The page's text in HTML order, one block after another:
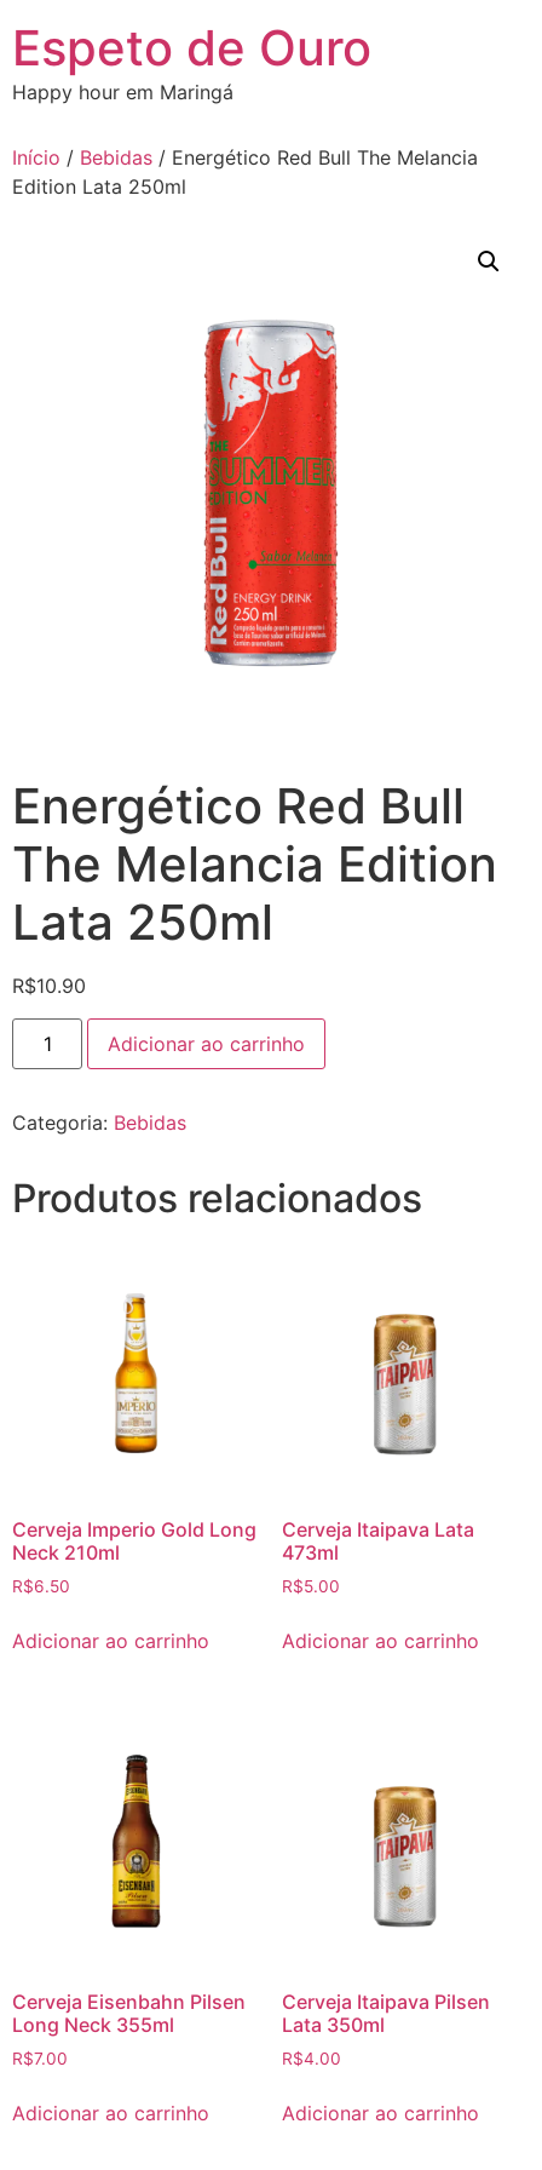
para
conteúdo
Espeto de Ouro
Happy hour em Maringá
Início / Bebidas / Energético Red Bull The Melancia
Edition Lata 250ml
Energético Red Bull
The Melancia Edition
Lata 250ml
R$10.90
Energético
Red
Bull
Edition
quantidade
Adicionar ao carrinho
Categoria: Bebidas
Produtos relacionados
Cerveja Imperio Gold Long
Neck 210ml
R$6.50
Adicionar ao carrinho
Cerveja Itaipava Lata
473ml
R$5.00
Adicionar ao carrinho
Cerveja Eisenbahn Pilsen
Long Neck 355ml
R$7.00
Adicionar ao carrinho
Cerveja Itaipava Pilsen
Lata 350ml
R$4.00
Adicionar ao carrinho